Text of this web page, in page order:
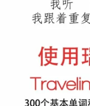
男
日本購物 電子/紙